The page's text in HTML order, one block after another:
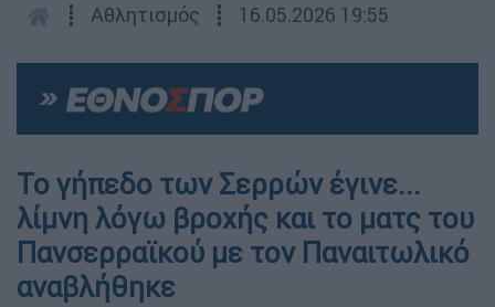
┋ Αθλητισμός ┋ 16.05.2026 19:55
Το γήπεδο των Σερρών έγινε...
λίμνη λόγω βροχής και το ματς του
Πανσερραϊκού με τον Παναιτωλικό
αναβλήθηκε